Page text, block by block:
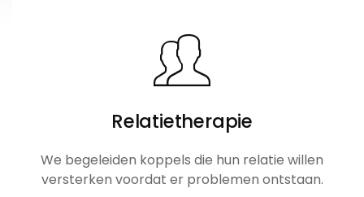
Relatietherapie
We begeleiden koppels die hun relatie willen
versterken voordat er problemen ontstaan.